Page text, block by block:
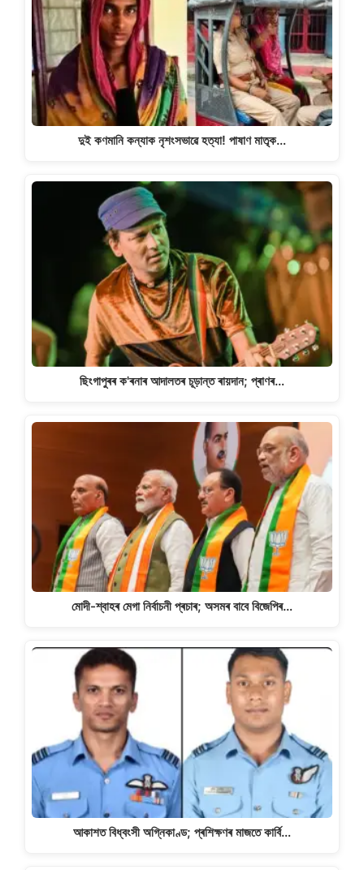
দুই কণমানি কন্যাক নৃশংসভাৱে হত্যা! পাষাণ মাতৃক…
ছিংগাপুৰৰ ক'ৰনাৰ আদালতৰ চূড়ান্ত ৰায়দান; প্ৰাণৰ…
মোদী-শ্বাহৰ মেগা নিৰ্বাচনী প্ৰচাৰ; অসমৰ বাবে বিজেপিৰ…
আকাশত বিধ্বংসী অগ্নিকাণ্ড; প্ৰশিক্ষণৰ মাজতে কাৰ্বি…